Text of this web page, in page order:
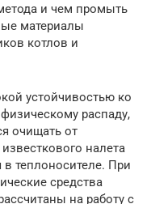
и чем промыть
материалы
котлов и
устойчивостью ко
распаду,
очищать от
налета
теплоносителе. При
средства
на работу с